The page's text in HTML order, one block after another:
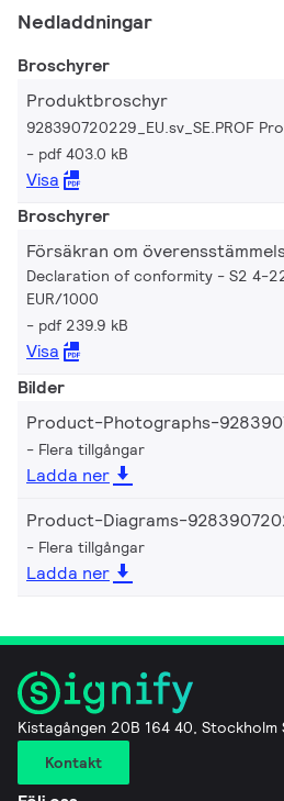
Nedladdningar
Broschyrer
Produktbroschyr
928390720229_EU.sv_SE.PROF
pdf 403.0 kB
Visa
Broschyrer
Försäkran om
Declaration of conformity - S2 4-
EUR/1000
pdf 239.9 kB
Visa
Bilder
Product-Photographs-
Flera tillgångar
Ladda ner
Product-Diagrams-
Flera tillgångar
Ladda ner
Kistagången 20B 164 40, Stockholm
Kontakt